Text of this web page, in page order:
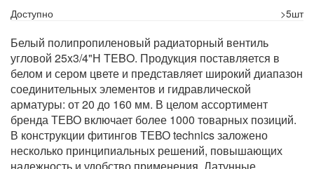
Доступно
>5шт
Белый полипропиленовый радиаторный вентиль
угловой 25x3/4"Н TEBO. Продукция поставляется в
белом и сером цвете и представляет широкий диапазон
соединительных элементов и гидравлической
арматуры: от 20 до 160 мм. В целом ассортимент
бренда ТЕВО включает более 1000 товарных позиций.
В конструкции фитингов ТЕВО technics заложено
несколько принципиальных решений, повышающих
надежность и удобство применения. Латунные